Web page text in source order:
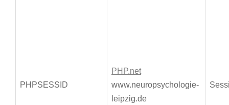
PHPSESSID
PHP.net
www.neuropsychologie-
leipzig.de